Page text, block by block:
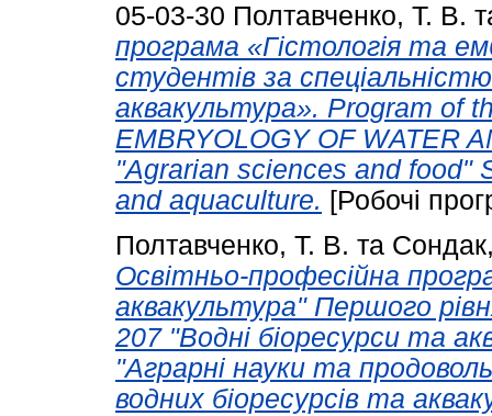
05-03-30 Полтавченко, Т. В.
програма «Гістологія та
студентів за
аквакультура». Program of
EMBRYOLOGY OF WATER
"Agrarian sciences and food"
and aquaculture. [Робочі
Полтавченко, Т. В. та
Освітньо-професійна
аквакультура" Першого
207 "Водні біоресурси та
"Аграрні науки та
водних біоресурсів та